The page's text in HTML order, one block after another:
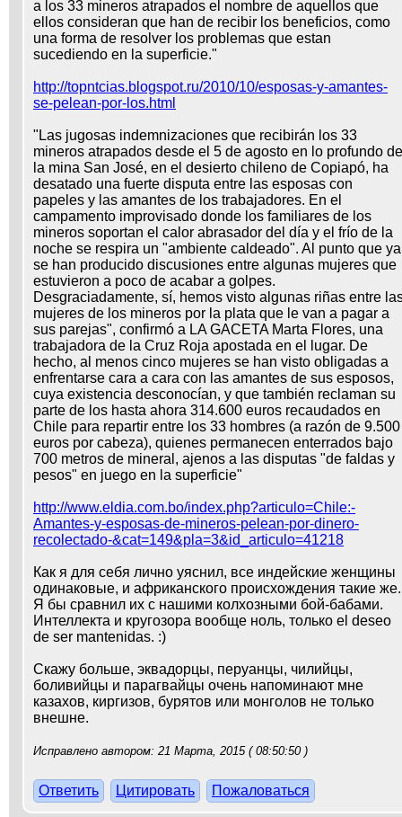
a los 33 mineros atrapados el nombre de aquellos que
ellos consideran que han de recibir los beneficios, como
una forma de resolver los problemas que estan
sucediendo en la superficie."
http://topntcias.blogspot.ru/2010/10/esposas-y-amantes-
se-pelean-por-los.html
"Las jugosas indemnizaciones que recibirán los 33
mineros atrapados desde el 5 de agosto en lo profundo de
la mina San José, en el desierto chileno de Copiapó, ha
desatado una fuerte disputa entre las esposas con
papeles y las amantes de los trabajadores. En el
campamento improvisado donde los familiares de los
mineros soportan el calor abrasador del día y el frío de la
noche se respira un "ambiente caldeado". Al punto que ya
se han producido discusiones entre algunas mujeres que
estuvieron a poco de acabar a golpes.
Desgraciadamente, sí, hemos visto algunas riñas entre
mujeres de los mineros por la plata que le van a pagar a
sus parejas", confirmó a LA GACETA Marta Flores, una
trabajadora de la Cruz Roja apostada en el lugar. De
hecho, al menos cinco mujeres se han visto obligadas a
enfrentarse cara a cara con las amantes de sus esposos,
cuya existencia desconocían, y que también reclaman su
parte de los hasta ahora 314.600 euros recaudados en
Chile para repartir entre los 33 hombres (a razón de 9.500
euros por cabeza), quienes permanecen enterrados bajo
700 metros de mineral, ajenos a las disputas "de faldas y
pesos" en juego en la superficie"
http://www.eldia.com.bo/index.php?articulo=Chile:-
Amantes-y-esposas-de-mineros-pelean-por-dinero-
recolectado-&cat=149&pla=3&id_articulo=41218
Как я для себя лично уяснил, все индейские женщины
одинаковые, и африканского происхождения такие же.
Я бы сравнил их с нашими колхозными бой-бабами.
Интеллекта и кругозора вообще ноль, только el deseo
de ser mantenidas. :)
Скажу больше, эквадорцы, перуанцы, чилийцы,
боливийцы и парагвайцы очень напоминают мне
казахов, киргизов, бурятов или монголов не только
внешне.
Исправлено автором: 21 Марта, 2015 ( 08:50:50 )
Ответить Цитировать Пожаловаться